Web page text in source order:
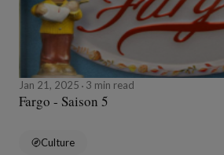
Jan 21, 2025 3 min read
Fargo - Saison 5
Culture